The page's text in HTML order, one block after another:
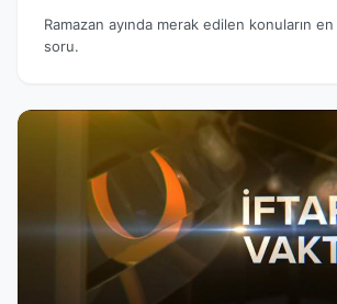
Ramazan ayında merak edilen konuların
soru.